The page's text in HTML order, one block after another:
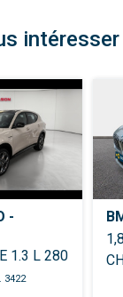
intéresser
-
1.3 L 280
3422